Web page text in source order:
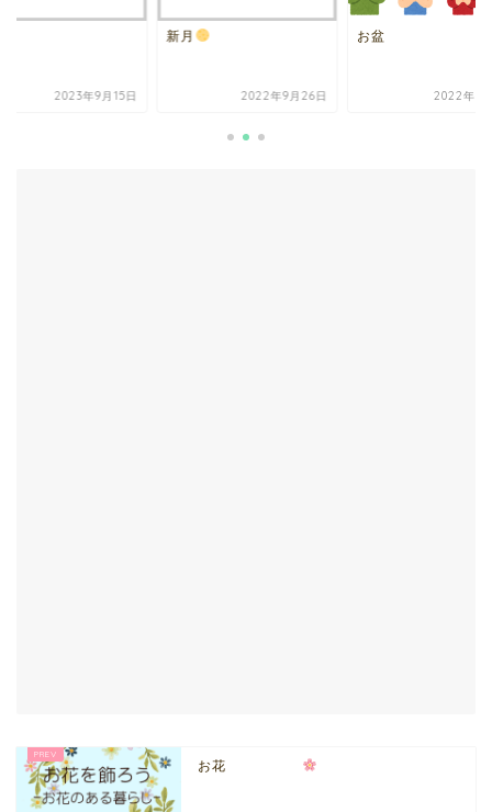
2023年9月15日
新月
2022年9月26日
お盆
2022年8
お花